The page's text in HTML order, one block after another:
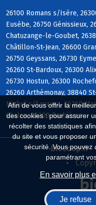
Afin de vous offrir la
des cookies : pour assurer
récolter des statistiques
du site et vous proposer
sécurité. Vous pouvez
paramétrant
En savoir plus
Je refuse
26100 Romans s/Isère,
Eusèbe, 26750 Génissieux,
Chatuzange-le-Goubet,
Châtillon-St-Jean, 26600
26750 Geyssans, 26730
26260 St-Bardoux, 26300
26730 Hostun, 26300
26260 Arthémonay, 38840
Michel s/Savasse, 26260
Chalon, 26300 Barbières
Biocoop.fr